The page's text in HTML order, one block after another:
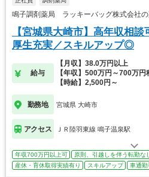
鳴子調剤薬局 ラッキーバッグ株式会社の
【宮城県大崎市】高年収相
厚生充実／スキルアップ◎
給与
【月収】38.0万円以上
【年収】500万円～700万円
【時給】2,500円～
勤務地 宮城県 大崎市
アクセス ＪＲ陸羽東線 鳴子温泉駅
年収700万円以上可 原則、引越しを伴う転勤なし
産休・育休取得実績有り
スキルアップ 車通勤